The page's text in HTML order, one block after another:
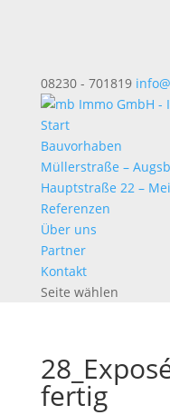
08230 - 701819
Start
Bauvorhaben
Müllerstraße –
Hauptstraße 22 –
Referenzen
Über uns
Partner
Kontakt
Seite wählen
fertig